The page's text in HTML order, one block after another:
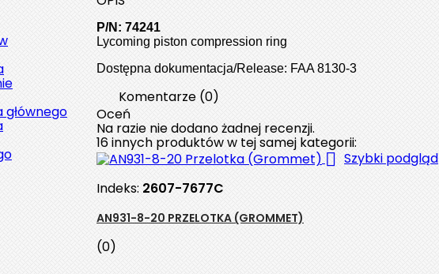
głównego
P/N: 74241
Lycoming piston compression ring
Dostępna dokumentacja/Release: FAA 8130-3
Komentarze (0)
Oceń
Na razie nie dodano żadnej recenzji.
16 innych produktów w tej samej kategorii:
 Szybki podgląd
Indeks: 2607-7677C
AN931-8-20 PRZELOTKA (GROMMET)
(0)